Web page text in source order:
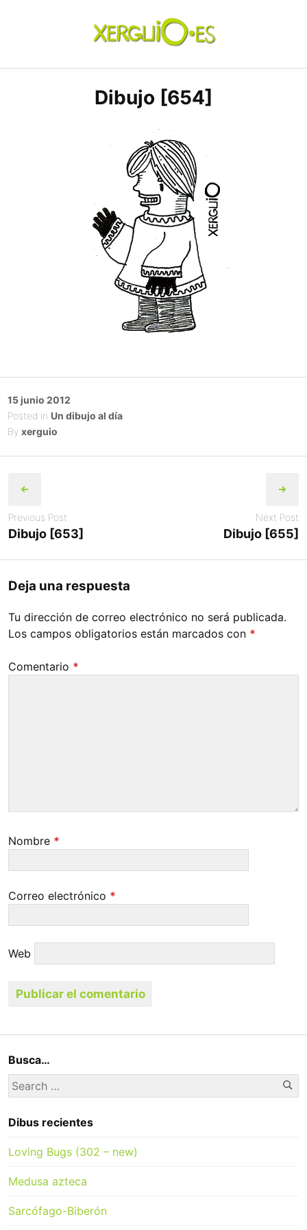
xerguio.ES | ilustración
Dibujo [654]
Posted
on
15 junio 2012
Posted in Un dibujo al día
By xerguio
navigation
Previous Post
Dibujo [653]
Next Post
Dibujo [655]
Deja una respuesta
Tu dirección de correo electrónico no será publicada.
Los campos obligatorios están marcados con *
Comentario *
Nombre *
Correo electrónico *
Web
Busca…
Search
for:
Dibus recientes
Loving Bugs (302 – new)
Medusa azteca
Sarcófago-Biberón